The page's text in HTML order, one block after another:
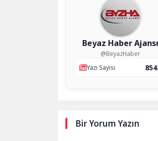
Beyaz Haber Ajansı
@BeyazHaber
Yazı Sayısı
Bir Yorum Yazın